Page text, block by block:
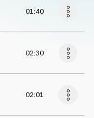
01:40
02:30
02:01